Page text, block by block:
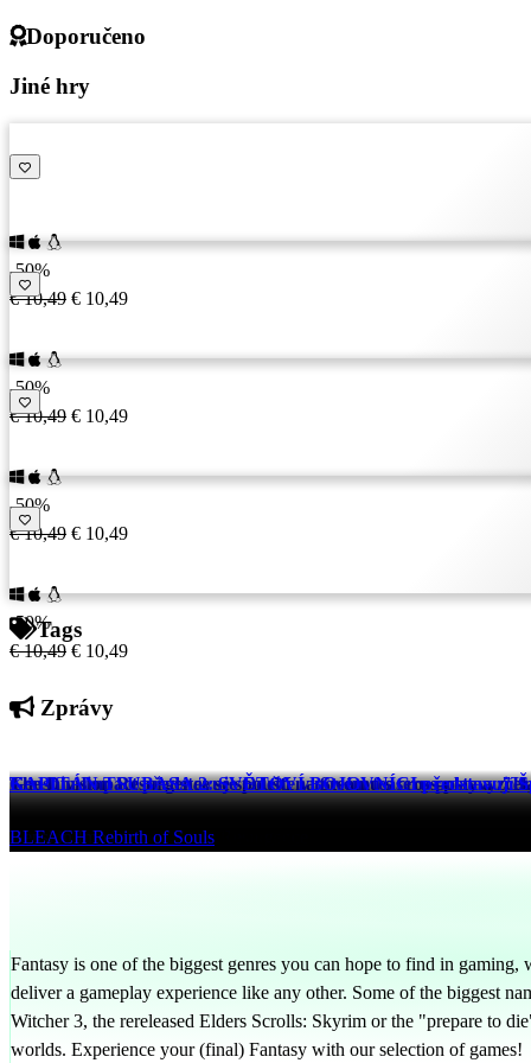
Doporučeno
Jiné hry
-50%
€ 10,49 € 10,49
-50%
€ 10,49 € 10,49
-50%
€ 10,49 € 10,49
-50%
€ 10,49 € 10,49
Tags
Zprávy
The Division Resurgence se spouští na Steamu s cross-play a
Tom Clancy's The Division Resurgence
Genshin Impact představuje Odette v novém teaseru postavy
Genshin Impact 10 hrs ago
KAPITÁN TSUBASA 2: SVĚTOVÍ BOJOVNÍCI představují
BLEACH Rebirth of Souls
Fantasy is one of the biggest genres you can hope to find in
deliver a gameplay experience like any other. Some of the biggest
Witcher 3, the rereleased Elders Scrolls: Skyrim or the "prepare to
worlds. Experience your (final) Fantasy with our selection of games!